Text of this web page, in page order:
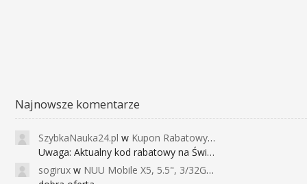
Najnowsze komentarze
SzybkaNauka24.pl w Kupon Rabatowy na Kurs Angielskiego dla Dzieci - FunEnglish
Uwaga: Aktualny kod rabatowy na Święta (
sogirux w NUU Mobile X5, 5.5", 3/32GB, czujnik linii papilarnych, 2950mAh, aparat 13MP za 267zł - Banggood